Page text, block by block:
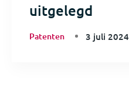
uitgelegd
Patenten 3 juli 2024